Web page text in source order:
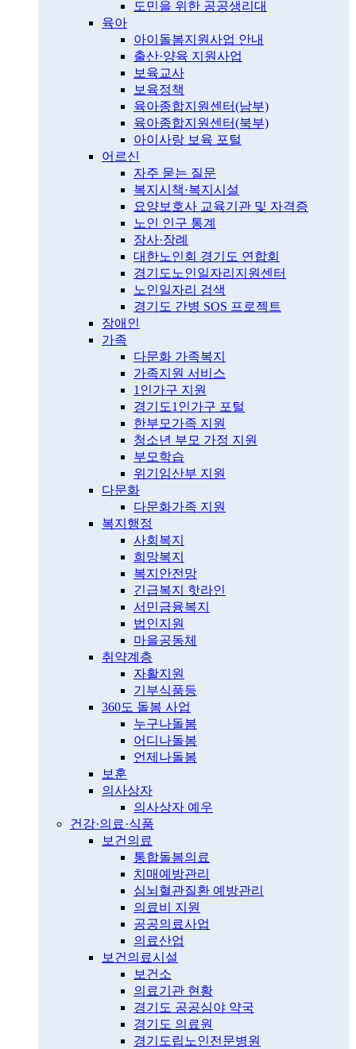
도민을 위한 공공생리대
육아
아이돌봄지원사업 안내
출산·양육 지원사업
보육교사
보육정책
육아종합지원센터(남부)
육아종합지원센터(북부)
아이사랑 보육 포털
어르신
자주 묻는 질문
복지시책·복지시설
요양보호사 교육기관 및 자격증
노인 인구 통계
장사·장례
대한노인회 경기도 연합회
경기도노인일자리지원센터
노인일자리 검색
경기도 간병 SOS 프로젝트
장애인
가족
다문화 가족복지
가족지원 서비스
1인가구 지원
경기도1인가구 포털
한부모가족 지원
청소년 부모 가정 지원
부모학습
위기임산부 지원
다문화
다문화가족 지원
복지행정
사회복지
희망복지
복지안전망
긴급복지 핫라인
서민금융복지
법인지원
마을공동체
취약계층
자활지원
기부식품등
360도 돌봄 사업
누구나돌봄
어디나돌봄
언제나돌봄
보훈
의사상자
의사상자 예우
건강·의료·식품
보건의료
통합돌봄의료
치매예방관리
심뇌혈관질환 예방관리
의료비 지원
공공의료사업
의료산업
보건의료시설
보건소
의료기관 현황
경기도 공공심야 약국
경기도 의료원
경기도립노인전문병원